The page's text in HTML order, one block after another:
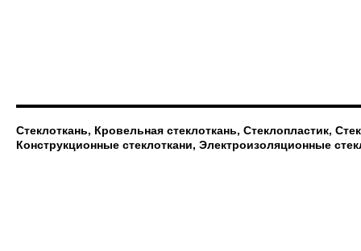
Стеклоткань, Кровельная стеклоткань, Стеклопластик,
Конструкционные стеклоткани, Электроизоляционные